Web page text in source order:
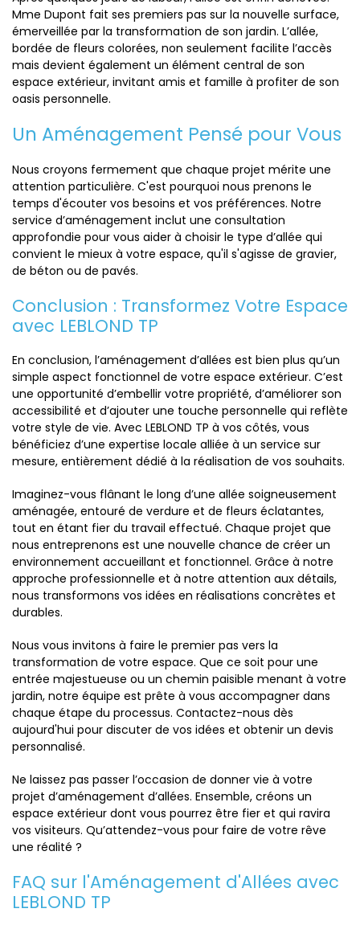
Mme Dupont fait ses premiers pas sur la nouvelle surface,
émerveillée par la transformation de son jardin. L’allée,
bordée de fleurs colorées, non seulement facilite l’accès
mais devient également un élément central de son
espace extérieur, invitant amis et famille à profiter de son
oasis personnelle.
Un Aménagement Pensé pour Vous
Nous croyons fermement que chaque projet mérite une
attention particulière. C'est pourquoi nous prenons le
temps d'écouter vos besoins et vos préférences. Notre
service d’aménagement inclut une consultation
approfondie pour vous aider à choisir le type d’allée qui
convient le mieux à votre espace, qu'il s'agisse de gravier,
de béton ou de pavés.
Conclusion : Transformez Votre Espace
avec LEBLOND TP
En conclusion, l’aménagement d’allées est bien plus qu’un
simple aspect fonctionnel de votre espace extérieur. C’est
une opportunité d’embellir votre propriété, d’améliorer son
accessibilité et d’ajouter une touche personnelle qui reflète
votre style de vie. Avec LEBLOND TP à vos côtés, vous
bénéficiez d’une expertise locale alliée à un service sur
mesure, entièrement dédié à la réalisation de vos souhaits.
Imaginez-vous flânant le long d’une allée soigneusement
aménagée, entouré de verdure et de fleurs éclatantes,
tout en étant fier du travail effectué. Chaque projet que
nous entreprenons est une nouvelle chance de créer un
environnement accueillant et fonctionnel. Grâce à notre
approche professionnelle et à notre attention aux détails,
nous transformons vos idées en réalisations concrètes et
durables.
Nous vous invitons à faire le premier pas vers la
transformation de votre espace. Que ce soit pour une
entrée majestueuse ou un chemin paisible menant à votre
jardin, notre équipe est prête à vous accompagner dans
chaque étape du processus. Contactez-nous dès
aujourd'hui pour discuter de vos idées et obtenir un devis
personnalisé.
Ne laissez pas passer l’occasion de donner vie à votre
projet d’aménagement d’allées. Ensemble, créons un
espace extérieur dont vous pourrez être fier et qui ravira
vos visiteurs. Qu’attendez-vous pour faire de votre rêve
une réalité ?
FAQ sur l'Aménagement d'Allées avec
LEBLOND TP